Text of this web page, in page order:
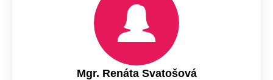
Mgr. Renáta Svatošová